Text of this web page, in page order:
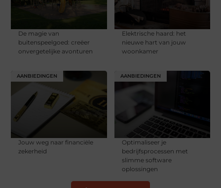
De magie van
buitenspeelgoed: creëer
onvergetelijke avonturen
Elektrische haard: het
nieuwe hart van jouw
woonkamer
AANBIEDINGEN
Jouw weg naar financiële
zekerheid
AANBIEDINGEN
Optimaliseer je
bedrijfsprocessen met
slimme software
oplossingen